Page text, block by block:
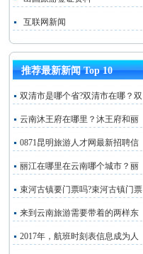
互联网新闻
推荐最新新闻 Top 10
双清市是哪个省?双清市在哪？双
云南沐王府在哪里？沐王府和丽
0871昆明旅游人才网最新招聘信
丽江在哪里在云南哪个城市？丽
束河古镇要门票吗?束河古镇门票
来到云南旅游需要带着的两样东
2017年，航班时刻表信息成为人